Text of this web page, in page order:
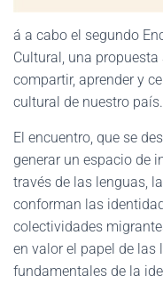
á a cabo el segundo
Cultural, una
compartir, aprender y
cultural de nuestro país.
El encuentro, que se
generar un espacio de
través de las lenguas,
conforman las
colectividades
en valor el papel de
fundamentales de la